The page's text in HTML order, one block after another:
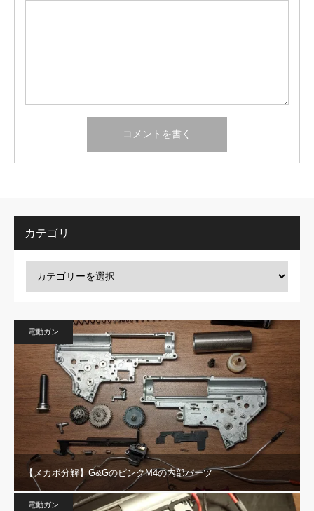
カテゴリ
電動ガン
【メカボ分解】G&GのピンクM4の内部パーツ
電動ガン